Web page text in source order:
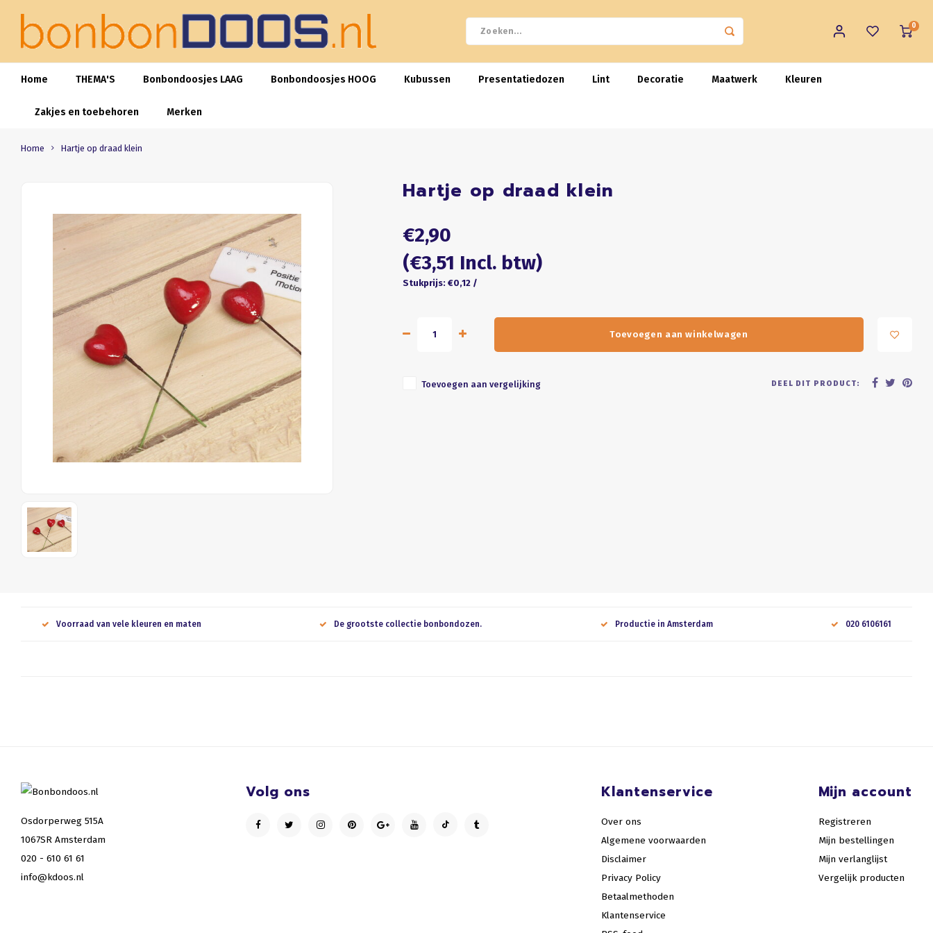
0
Home THEMA'S Bonbondoosjes LAAG Bonbondoosjes HOOG Kubussen Presentatiedozen Lint Decoratie Maatwerk Kleuren
Zakjes en toebehoren Merken
Home Hartje op draad klein
Hartje op draad klein
€2,90
(€3,51 Incl. btw)
Stukprijs: €0,12 /
Toevoegen aan winkelwagen
Toevoegen aan vergelijking DEEL DIT PRODUCT:
Voorraad van vele kleuren en maten De grootste collectie bonbondozen. Productie in Amsterdam 020 6106161
Osdorperweg 515A
1067SR Amsterdam
020 - 610 61 61
info@kdoos.nl
Volg ons Klantenservice
Over ons
Algemene voorwaarden
Disclaimer
Privacy Policy
Betaalmethoden
Klantenservice
Mijn account
Registreren
Mijn bestellingen
Mijn verlanglijst
Vergelijk producten